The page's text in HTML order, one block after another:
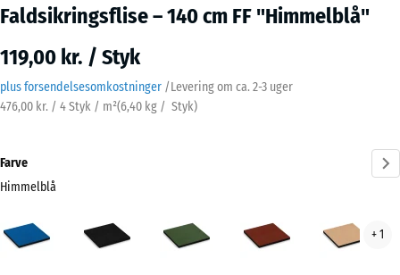
Faldsikringsflise – 140 cm FF "Himmelblå"
119,00 kr. / Styk
plus forsendelsesomkostninger /Levering om ca. 2-3 uger
476,00 kr. / 4 Styk / m²(6,40 kg / Styk)
Farve
Himmelblå
(active)
+ 1